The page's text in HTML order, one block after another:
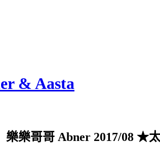
& Aasta
樂哥哥 Abner 2017/08 ★